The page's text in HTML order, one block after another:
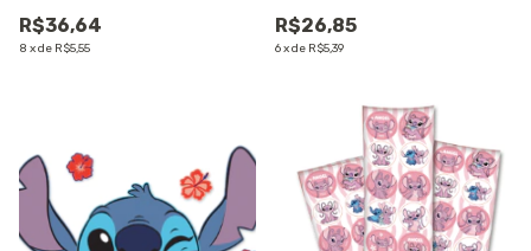
R$36,64
8 xde R$5,55
R$26,85
6xde R$5,39